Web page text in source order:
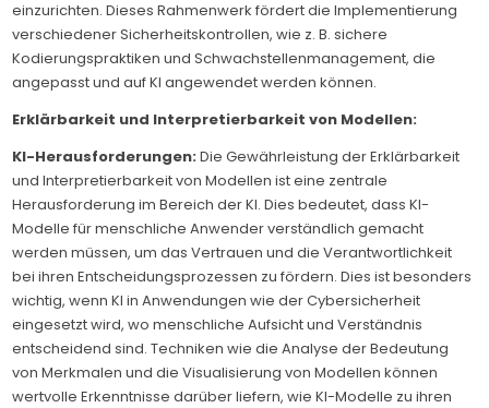
einzurichten. Dieses Rahmenwerk fördert die Implementierung
verschiedener Sicherheitskontrollen, wie z. B. sichere
Kodierungspraktiken und Schwachstellenmanagement, die
angepasst und auf KI angewendet werden können.
Erklärbarkeit und Interpretierbarkeit von Modellen:
KI-Herausforderungen:Die Gewährleistung der Erklärbarkeit
und Interpretierbarkeit von Modellen ist eine zentrale
Herausforderung im Bereich der KI. Dies bedeutet, dass KI-
Modelle für menschliche Anwender verständlich gemacht
werden müssen, um das Vertrauen und die Verantwortlichkeit
bei ihren Entscheidungsprozessen zu fördern. Dies ist besonders
wichtig, wenn KI in Anwendungen wie der Cybersicherheit
eingesetzt wird, wo menschliche Aufsicht und Verständnis
entscheidend sind. Techniken wie die Analyse der Bedeutung
von Merkmalen und die Visualisierung von Modellen können
wertvolle Erkenntnisse darüber liefern, wie KI-Modelle zu ihren